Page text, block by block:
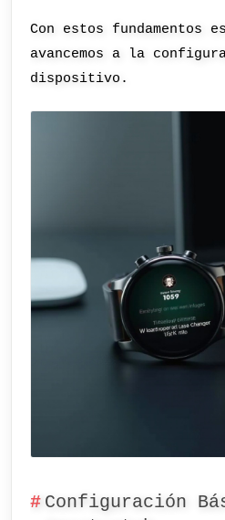
Con estos fundamentos
avancemos a la
dispositivo.
Configuración